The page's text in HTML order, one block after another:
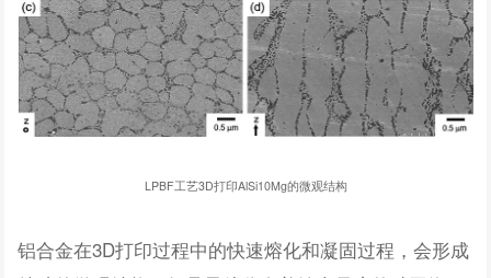
LPBF工艺3D打印AlSi10Mg的微观结构
铝合金在3D打印过程中的快速熔化和凝固过程，会形成